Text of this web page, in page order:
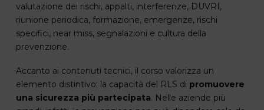
valutazione dei rischi, appalti, interferenze, DUVRI,
riunione periodica, formazione, emergenze, rischi
specifici, near miss, segnalazioni e cultura della
prevenzione.
Accanto ai contenuti tecnici, il corso valorizza un
elemento distintivo: la capacità del RLS di promuovere
una sicurezza più partecipata. Nelle aziende più